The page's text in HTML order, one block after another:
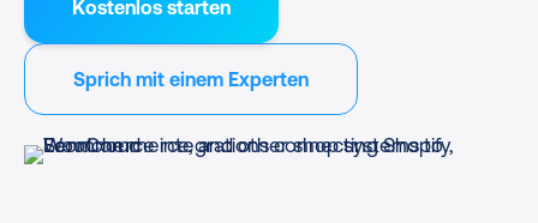
Kostenlos starten
Sprich mit einem Experten